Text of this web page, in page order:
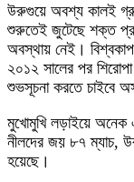
উরুগুয়ে অবশ্য কালই
শুরুতেই জুটেছে শক্ত
অবস্থায় নেই। বিশ্বকাপ
২০১২ সালের পর
শুভসূচনা করতে চাইবে
মুখোমুখি লড়াইয়ে অনেক
নীলদের জয় ৮৭ ম্যাচ,
হয়েছে।